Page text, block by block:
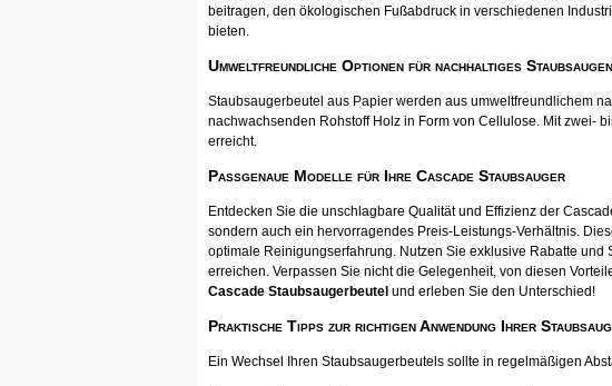
beitragen, den ökologischen Fußabdruck in verschiedenen
bieten.
Umweltfreundliche Optionen für nachhaltiges
Staubsaugerbeutel aus Papier werden aus umweltfreundlichem
nachwachsenden Rohstoff Holz in Form von Cellulose. Mit zwei-
erreicht.
Passgenaue Modelle für Ihre Cascade Staubsauger
Entdecken Sie die unschlagbare Qualität und Effizienz der
sondern auch ein hervorragendes Preis-Leistungs-Verhältnis.
optimale Reinigungserfahrung. Nutzen Sie exklusive Rabatte
erreichen. Verpassen Sie nicht die Gelegenheit, von diesen
Cascade Staubsaugerbeutel und erleben Sie den Unterschied!
Praktische Tipps zur richtigen Anwendung Ihrer
Ein Wechsel Ihren Staubsaugerbeutels sollte in regelmäßigen